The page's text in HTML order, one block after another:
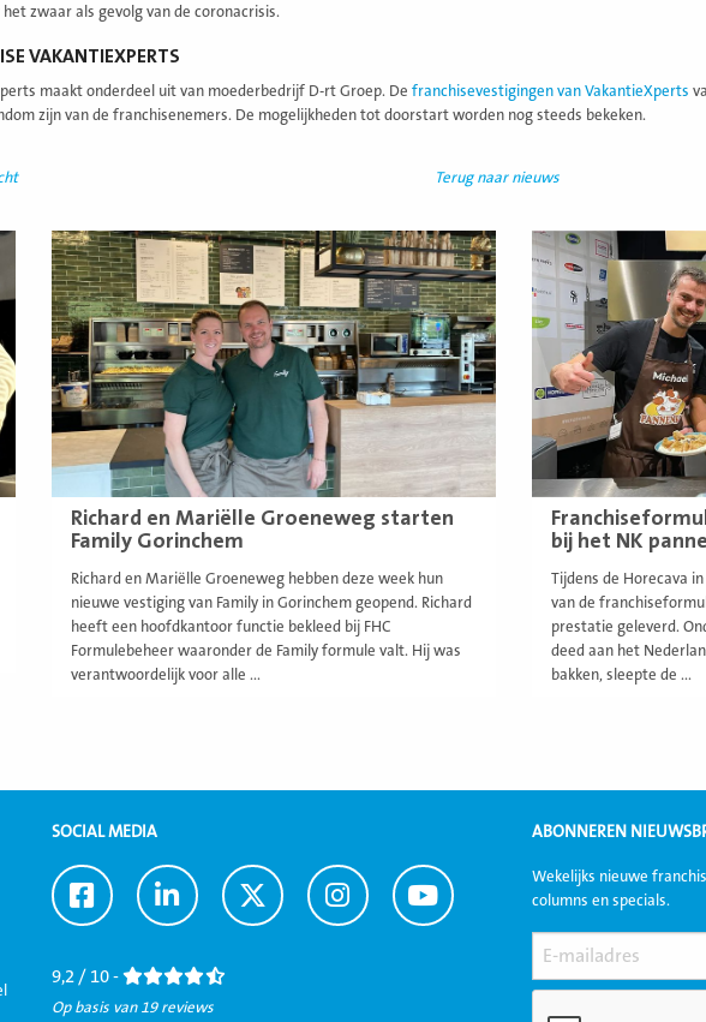
zwaar als gevolg van de coronacrisis.
VAKANTIEXPERTS
maakt onderdeel uit van moederbedrijf D-rt Groep. De franchisevestigingen van VakantieXperts
zijn van de franchisenemers. De mogelijkheden tot doorstart worden nog steeds bekeken.
Terug naar nieuws
Richard en Mariëlle Groeneweg starten
Family Gorinchem
Richard en Mariëlle Groeneweg hebben deze week hun
nieuwe vestiging van Family in Gorinchem geopend. Richard
heeft een hoofdkantoor functie bekleed bij FHC
Formulebeheer waaronder de Family formule valt. Hij was
verantwoordelijk voor alle ...
Lees
meer
bij het NK
Tijdens de Horecava
van de
prestatie geleverd.
deed aan het
bakken, sleepte de ...
Lees
meer
SOCIAL MEDIA
Ga
naar
Ga
naar
Ga
naar
Ga
naar
Ga
naar
9,2 / 10 -
Op basis van 19 reviews
ABONNEREN
Wekelijks nieuwe
columns en specials.